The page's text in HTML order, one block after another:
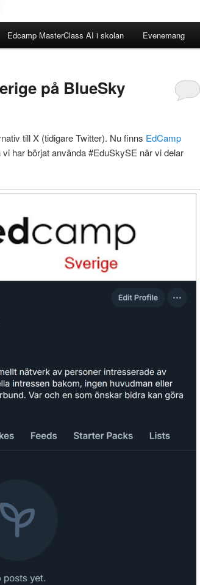
Edcamp MasterClass AI i skolan Evenemang
på BlueSky
till X (tidigare Twitter). Nu finns EdCamp
vi har börjat använda #EduSkySE när vi delar